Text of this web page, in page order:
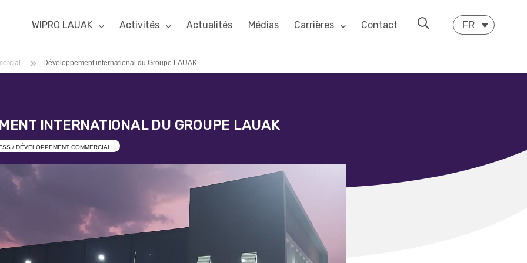
WIPRO LAUAK Activités Actualités Médias Carrières Contact FR
» Développement international du Groupe LAUAK
INTERNATIONAL DU GROUPE LAUAK
/ DÉVELOPPEMENT COMMERCIAL